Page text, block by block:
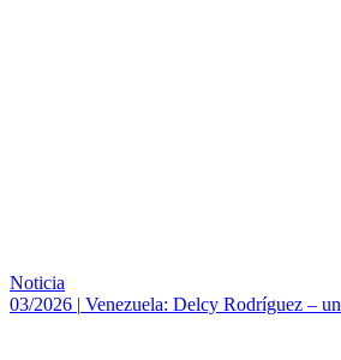
Noticia
03/2026 | Venezuela: Delcy Rodríguez –